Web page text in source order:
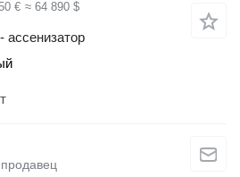
€ ≈ 64 890 $
ассенизатор